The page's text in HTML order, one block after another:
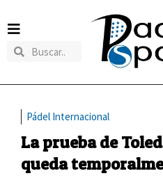
Pádel Internacional
La prueba de
queda